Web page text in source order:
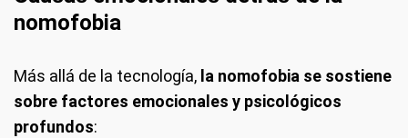
nomofobia
Más allá de la tecnología, la nomofobia se sostiene
sobre factores emocionales y psicológicos
profundos: